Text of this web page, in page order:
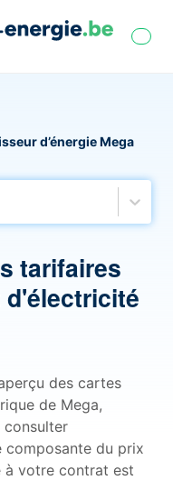
d’énergie Mega
tarifaires
d'électricité
des cartes
de Mega,
consulter
composante du prix
à votre contrat est